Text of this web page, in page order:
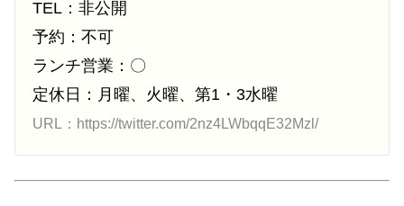
TEL：非公開
予約：不可
ランチ営業：〇
定休日：月曜、火曜、第1・3水曜
URL：https://twitter.com/2nz4LWbqqE32Mzl/